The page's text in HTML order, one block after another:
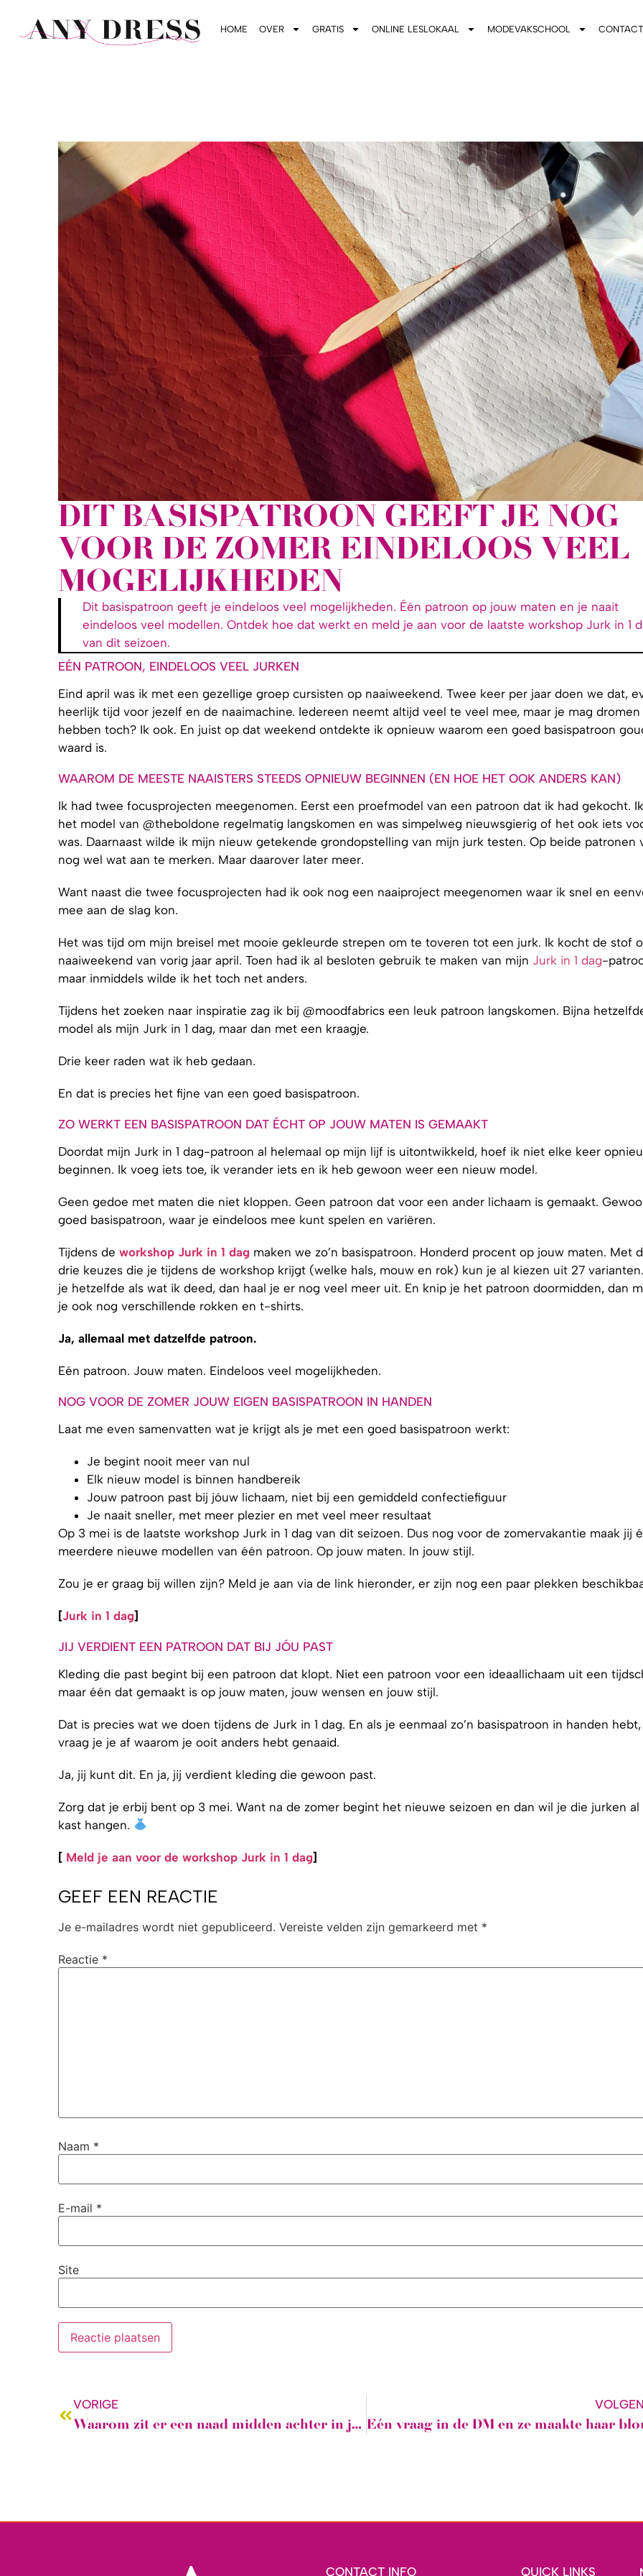
HOME OVER GRATIS ONLINE LESLOKAAL MODEVAKSCHOOL CONTACT
DIT BASISPATROON GEEFT JE NOG
VOOR DE ZOMER EINDELOOS VEEL
MOGELIJKHEDEN
Dit basispatroon geeft je eindeloos veel mogelijkheden. Één patroon op jouw maten en je naait
eindeloos veel modellen. Ontdek hoe dat werkt en meld je aan voor de laatste workshop Jurk in 1
van dit seizoen.
EÉN PATROON, EINDELOOS VEEL JURKEN
Eind april was ik met een gezellige groep cursisten op naaiweekend. Twee keer per jaar doen we dat,
heerlijk tijd voor jezelf en de naaimachine. Iedereen neemt altijd veel te veel mee, maar je mag dromen
hebben toch? Ik ook. En juist op dat weekend ontdekte ik opnieuw waarom een goed basispatroon
waard is.
WAAROM DE MEESTE NAAISTERS STEEDS OPNIEUW BEGINNEN (EN HOE HET OOK ANDERS KAN)
Ik had twee focusprojecten meegenomen. Eerst een proefmodel van een patroon dat ik had gekocht.
het model van @‌theboldone regelmatig langskomen en was simpelweg nieuwsgierig of het ook iets
was. Daarnaast wilde ik mijn nieuw getekende grondopstelling van mijn jurk testen. Op beide patronen
nog wel wat aan te merken. Maar daarover later meer.
Want naast die twee focusprojecten had ik ook nog een naaiproject meegenomen waar ik snel en
mee aan de slag kon.
Het was tijd om mijn breisel met mooie gekleurde strepen om te toveren tot een jurk. Ik kocht de stof
naaiweekend van vorig jaar april. Toen had ik al besloten gebruik te maken van mijn Jurk in 1 dag-
maar inmiddels wilde ik het toch net anders.
Tijdens het zoeken naar inspiratie zag ik bij @‌moodfabrics een leuk patroon langskomen. Bijna
model als mijn Jurk in 1 dag, maar dan met een kraagje.
Drie keer raden wat ik heb gedaan.
En dat is precies het fijne van een goed basispatroon.
ZO WERKT EEN BASISPATROON DAT ÉCHT OP JOUW MATEN IS GEMAAKT
Doordat mijn Jurk in 1 dag-patroon al helemaal op mijn lijf is uitontwikkeld, hoef ik niet elke keer
beginnen. Ik voeg iets toe, ik verander iets en ik heb gewoon weer een nieuw model.
Geen gedoe met maten die niet kloppen. Geen patroon dat voor een ander lichaam is gemaakt.
goed basispatroon, waar je eindeloos mee kunt spelen en variëren.
Tijdens de workshop Jurk in 1 dagmaken we zo’n basispatroon. Honderd procent op jouw maten. Met
drie keuzes die je tijdens de workshop krijgt (welke hals, mouw en rok) kun je al kiezen uit 27
je hetzelfde als wat ik deed, dan haal je er nog veel meer uit. En knip je het patroon doormidden, dan
je ook nog verschillende rokken en t-shirts.
Ja, allemaal met datzelfde patroon.
Eén patroon. Jouw maten. Eindeloos veel mogelijkheden.
NOG VOOR DE ZOMER JOUW EIGEN BASISPATROON IN HANDEN
Laat me even samenvatten wat je krijgt als je met een goed basispatroon werkt:
Je begint nooit meer van nul
Elk nieuw model is binnen handbereik
Jouw patroon past bij jóuw lichaam, niet bij een gemiddeld confectiefiguur
Je naait sneller, met meer plezier en met veel meer resultaat
Op 3 mei is de laatste workshop Jurk in 1 dag van dit seizoen. Dus nog voor de zomervakantie maak jij
meerdere nieuwe modellen van één patroon. Op jouw maten. In jouw stijl.
Zou je er graag bij willen zijn? Meld je aan via de link hieronder, er zijn nog een paar plekken
[Jurk in 1 dag]
JIJ VERDIENT EEN PATROON DAT BIJ JÓU PAST
Kleding die past begint bij een patroon dat klopt. Niet een patroon voor een ideaallichaam uit een
maar één dat gemaakt is op jouw maten, jouw wensen en jouw stijl.
Dat is precies wat we doen tijdens de Jurk in 1 dag. En als je eenmaal zo’n basispatroon in handen hebt,
vraag je je af waarom je ooit anders hebt genaaid.
Ja, jij kunt dit. En ja, jij verdient kleding die gewoon past.
Zorg dat je erbij bent op 3 mei. Want na de zomer begint het nieuwe seizoen en dan wil je die jurken al
kast hangen.
[ Meld je aan voor de workshop Jurk in 1 dag]
GEEF EEN REACTIE
Je e-mailadres wordt niet gepubliceerd. Vereiste velden zijn gemarkeerd met *
Reactie *
Naam *
E-mail *
Site
VORIGE
Waarom zit er een naad midden achter in jouw jurk?
CONTACT INFO QUICK LINKS